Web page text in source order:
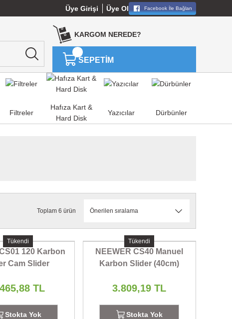
Üye Girişi Üye Ol Facebook İle Bağlan
KARGOM NEREDE?
SEPETİM
Filtreler
Hafıza Kart &
Hard Disk
Yazıcılar Dürbünler
Toplam 6 ürün
Tükendi
120 Karbon
Cam Slider
TL
Stokta Yok
Tükendi
NEEWER CS40 Manuel
Karbon Slider (40cm)
3.809,19 TL
Stokta Yok